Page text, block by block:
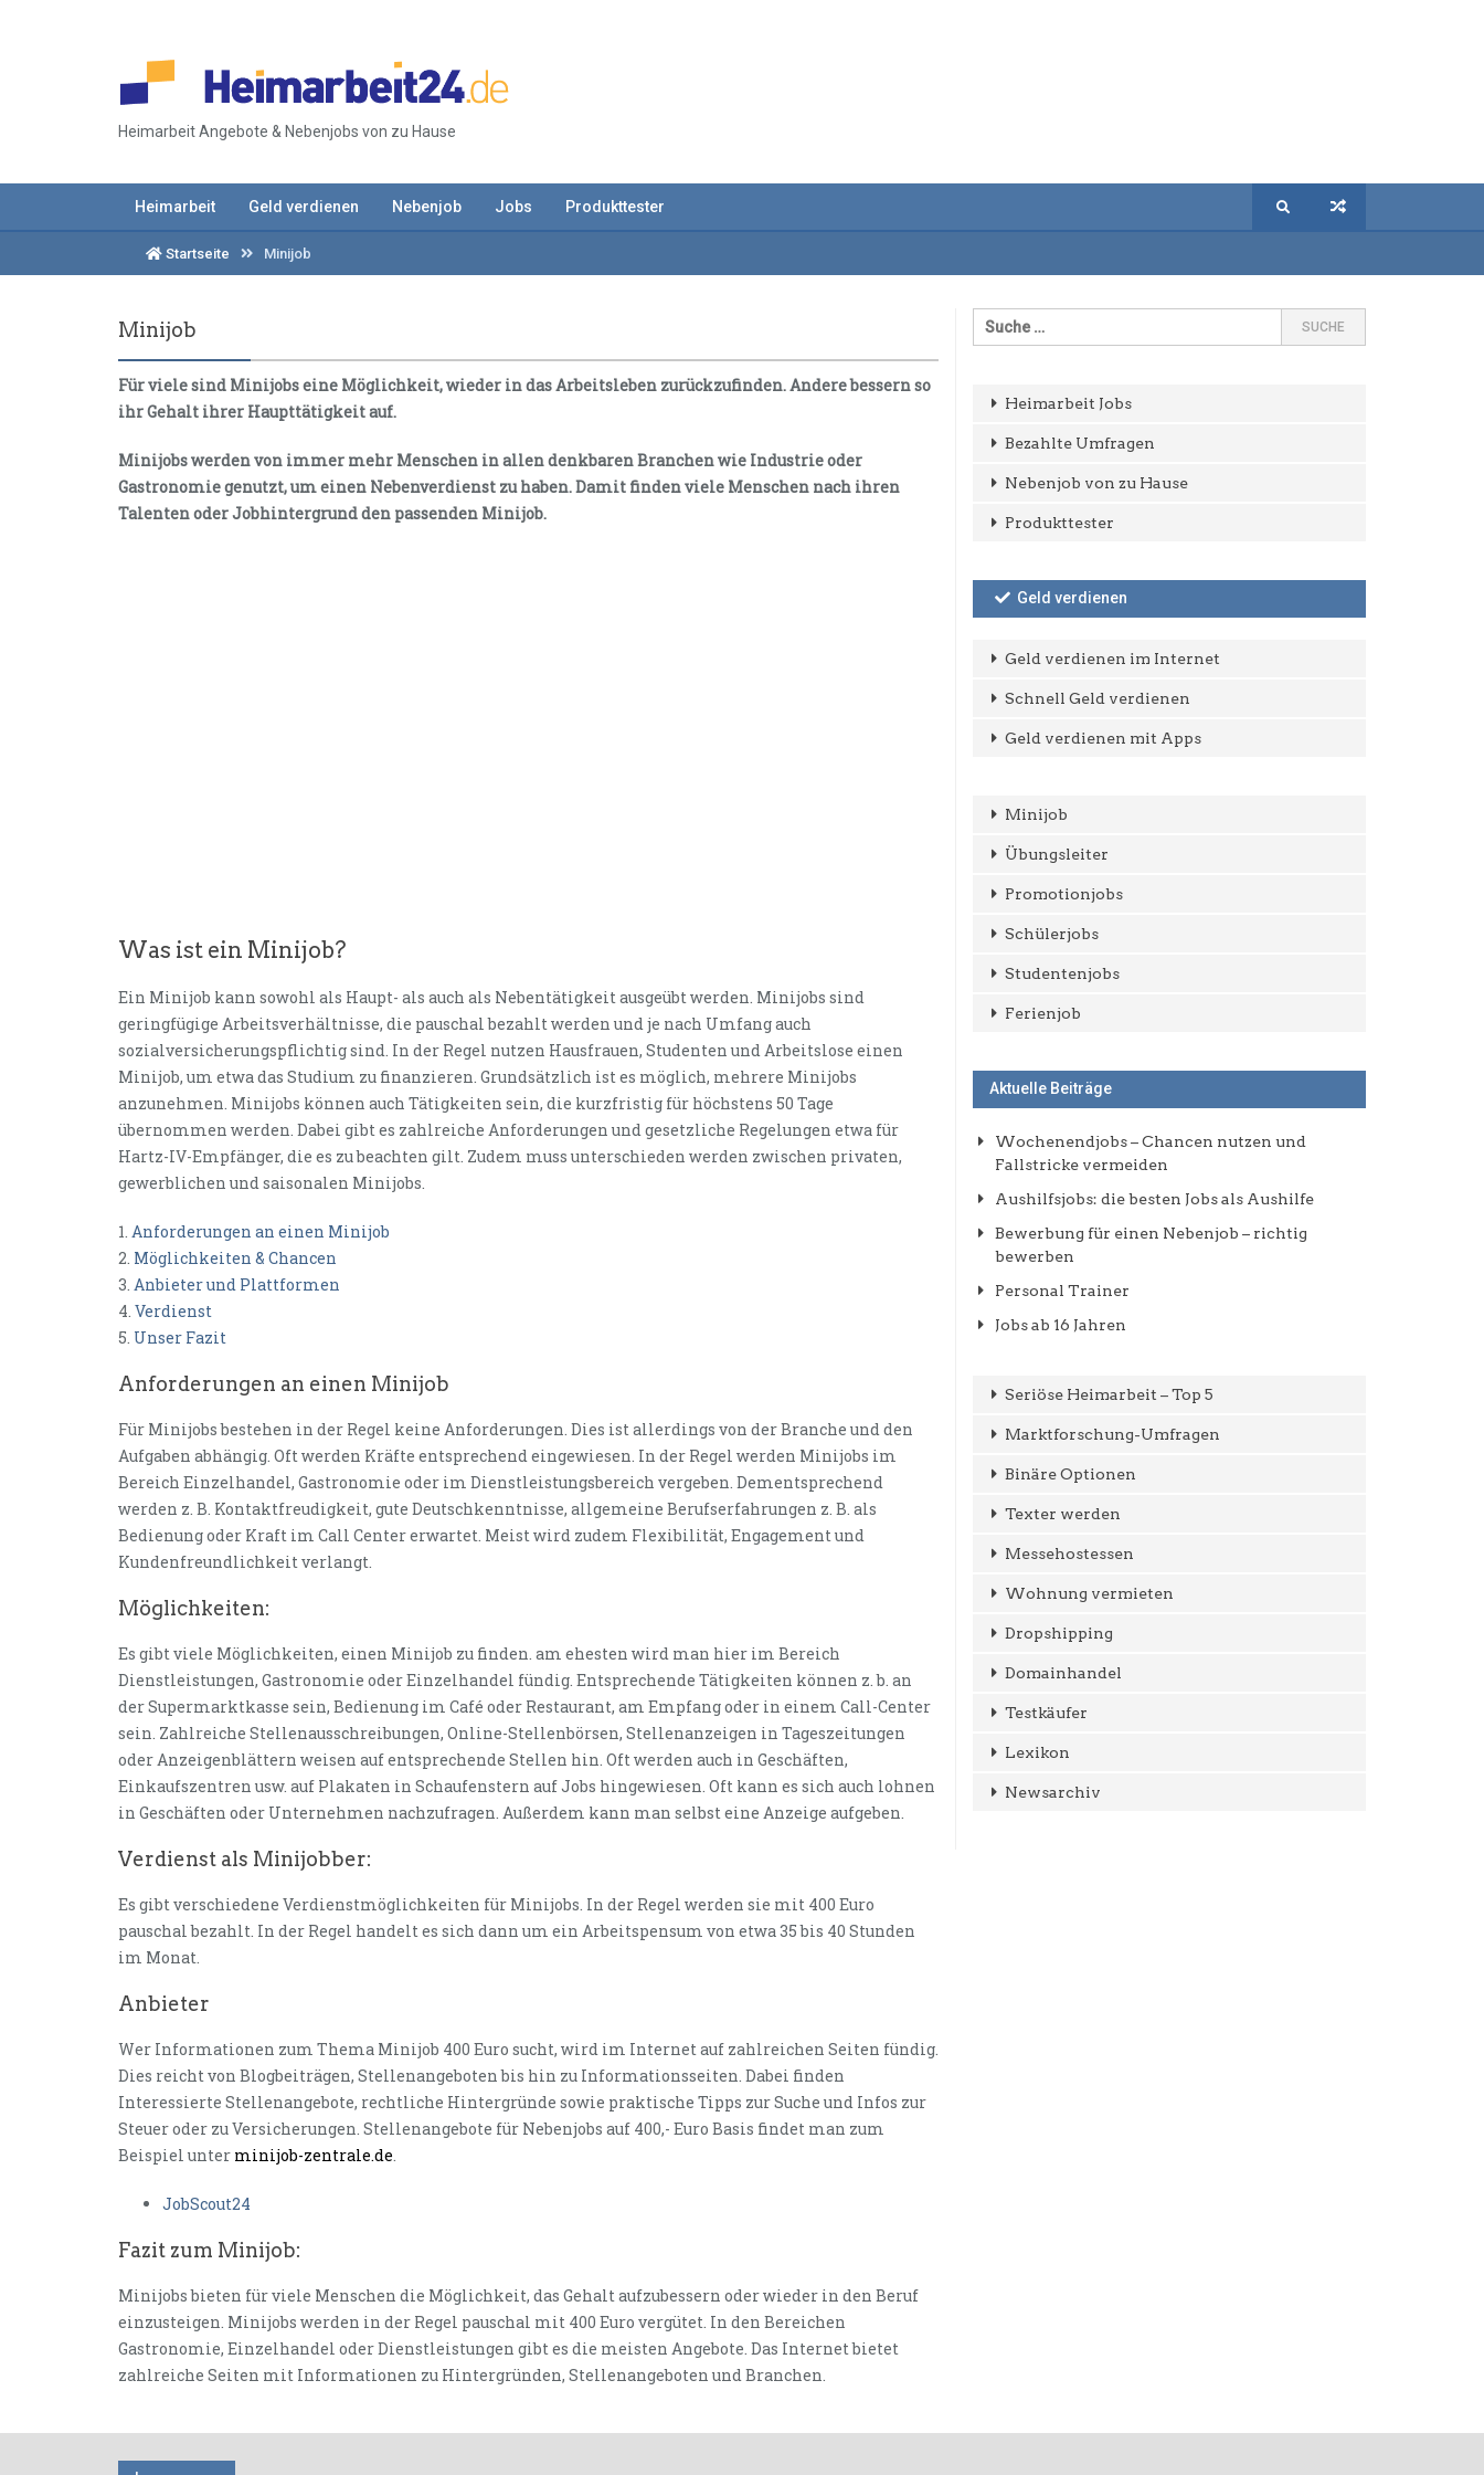
Heimarbeit Angebote & Nebenjobs von zu Hause
Heimarbeit Geld verdienen Nebenjob Jobs Produkttester
Startseite Minijob
Minijob
Für viele sind Minijobs eine Möglichkeit, wieder in das Arbeitsleben zurückzufinden. Andere bessern so
ihr Gehalt ihrer Haupttätigkeit auf.
Minijobs werden von immer mehr Menschen in allen denkbaren Branchen wie Industrie oder
Gastronomie genutzt, um einen Nebenverdienst zu haben. Damit finden viele Menschen nach ihren
Talenten oder Jobhintergrund den passenden Minijob.
Was ist ein Minijob?
Ein Minijob kann sowohl als Haupt- als auch als Nebentätigkeit ausgeübt werden. Minijobs sind
geringfügige Arbeitsverhältnisse, die pauschal bezahlt werden und je nach Umfang auch
sozialversicherungspflichtig sind. In der Regel nutzen Hausfrauen, Studenten und Arbeitslose einen
Minijob, um etwa das Studium zu finanzieren. Grundsätzlich ist es möglich, mehrere Minijobs
anzunehmen. Minijobs können auch Tätigkeiten sein, die kurzfristig für höchstens 50 Tage
übernommen werden. Dabei gibt es zahlreiche Anforderungen und gesetzliche Regelungen etwa für
Hartz-IV-Empfänger, die es zu beachten gilt. Zudem muss unterschieden werden zwischen privaten,
gewerblichen und saisonalen Minijobs.
1. Anforderungen an einen Minijob
2. Möglichkeiten & Chancen
3. Anbieter und Plattformen
4. Verdienst
5. Unser Fazit
Anforderungen an einen Minijob
Für Minijobs bestehen in der Regel keine Anforderungen. Dies ist allerdings von der Branche und den
Aufgaben abhängig. Oft werden Kräfte entsprechend eingewiesen. In der Regel werden Minijobs im
Bereich Einzelhandel, Gastronomie oder im Dienstleistungsbereich vergeben. Dementsprechend
werden z. B. Kontaktfreudigkeit, gute Deutschkenntnisse, allgemeine Berufserfahrungen z. B. als
Bedienung oder Kraft im Call Center erwartet. Meist wird zudem Flexibilität, Engagement und
Kundenfreundlichkeit verlangt.
Möglichkeiten:
Es gibt viele Möglichkeiten, einen Minijob zu finden. am ehesten wird man hier im Bereich
Dienstleistungen, Gastronomie oder Einzelhandel fündig. Entsprechende Tätigkeiten können z. b. an
der Supermarktkasse sein, Bedienung im Café oder Restaurant, am Empfang oder in einem Call-Center
sein. Zahlreiche Stellenausschreibungen, Online-Stellenbörsen, Stellenanzeigen in Tageszeitungen
oder Anzeigenblättern weisen auf entsprechende Stellen hin. Oft werden auch in Geschäften,
Einkaufszentren usw. auf Plakaten in Schaufenstern auf Jobs hingewiesen. Oft kann es sich auch lohnen
in Geschäften oder Unternehmen nachzufragen. Außerdem kann man selbst eine Anzeige aufgeben.
Verdienst als Minijobber:
Es gibt verschiedene Verdienstmöglichkeiten für Minijobs. In der Regel werden sie mit 400 Euro
pauschal bezahlt. In der Regel handelt es sich dann um ein Arbeitspensum von etwa 35 bis 40 Stunden
im Monat.
Anbieter
Wer Informationen zum Thema Minijob 400 Euro sucht, wird im Internet auf zahlreichen Seiten fündig.
Dies reicht von Blogbeiträgen, Stellenangeboten bis hin zu Informationsseiten. Dabei finden
Interessierte Stellenangebote, rechtliche Hintergründe sowie praktische Tipps zur Suche und Infos zur
Steuer oder zu Versicherungen. Stellenangebote für Nebenjobs auf 400,- Euro Basis findet man zum
Beispiel unter minijob-zentrale.de.
JobScout24
Fazit zum Minijob:
Minijobs bieten für viele Menschen die Möglichkeit, das Gehalt aufzubessern oder wieder in den Beruf
einzusteigen. Minijobs werden in der Regel pauschal mit 400 Euro vergütet. In den Bereichen
Gastronomie, Einzelhandel oder Dienstleistungen gibt es die meisten Angebote. Das Internet bietet
zahlreiche Seiten mit Informationen zu Hintergründen, Stellenangeboten und Branchen.
Heimarbeit Jobs
Bezahlte Umfragen
Nebenjob von zu Hause
Produkttester
Geld verdienen
Geld verdienen im Internet
Schnell Geld verdienen
Geld verdienen mit Apps
Minijob
Übungsleiter
Promotionjobs
Schülerjobs
Studentenjobs
Ferienjob
Aktuelle Beiträge
Wochenendjobs – Chancen nutzen und
Fallstricke vermeiden
Aushilfsjobs: die besten Jobs als Aushilfe
Bewerbung für einen Nebenjob – richtig
bewerben
Personal Trainer
Jobs ab 16 Jahren
Seriöse Heimarbeit – Top 5
Marktforschung-Umfragen
Binäre Optionen
Texter werden
Messehostessen
Wohnung vermieten
Dropshipping
Domainhandel
Testkäufer
Lexikon
Newsarchiv